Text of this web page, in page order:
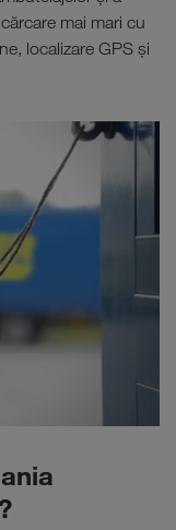
mai mari cu
localizare GPS şi